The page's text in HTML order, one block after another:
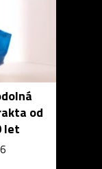
od
let